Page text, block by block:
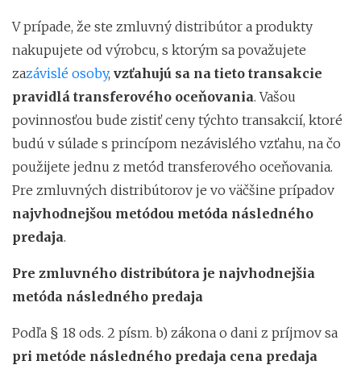
V prípade, že ste zmluvný distribútor a produkty
nakupujete od výrobcu, s ktorým sa považujete
zazávislé osoby, vzťahujú sa na tieto transakcie
pravidlá transferového oceňovania. Vašou
povinnosťou bude zistiť ceny týchto transakcií, ktoré
budú v súlade s princípom nezávislého vzťahu, na čo
použijete jednu z metód transferového oceňovania.
Pre zmluvných distribútorov je vo väčšine prípadov
najvhodnejšou metódou metóda následného
predaja.
Pre zmluvného distribútora je najvhodnejšia
metóda následného predaja
Podľa § 18 ods. 2 písm. b) zákona o dani z príjmov sa
pri metóde následného predaja cena predaja